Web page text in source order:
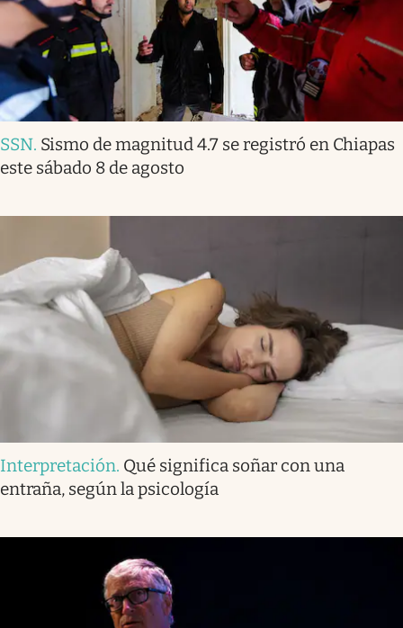
SSN. Sismo de magnitud 4.7 se registró en Chiapas
este sábado 8 de agosto
Interpretación. Qué significa soñar con una
entraña, según la psicología